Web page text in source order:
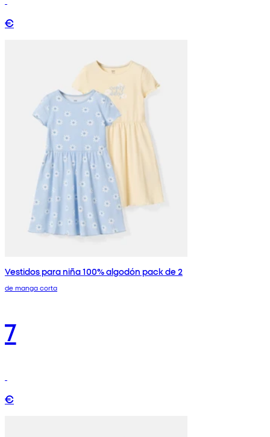
€
Vestidos para niña 100% algodón pack de 2
de manga corta
7
€